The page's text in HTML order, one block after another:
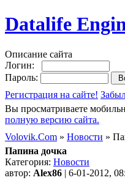
Datalife
Описание сайта
Логин:
Пароль:
Регистрация на сайте!
Вы просматриваете
полную версию сайта.
Volovik.Com » Новости »
Папина дочка
Категория: Новости
автор: Alex86 | 6-01-2012,